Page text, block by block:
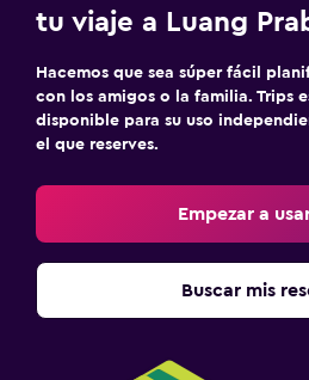
tu viaje a Luang
Hacemos que sea súper fácil
con los amigos o la familia. Trips
disponible para su uso
el que reserves.
Empezar a
Buscar mis